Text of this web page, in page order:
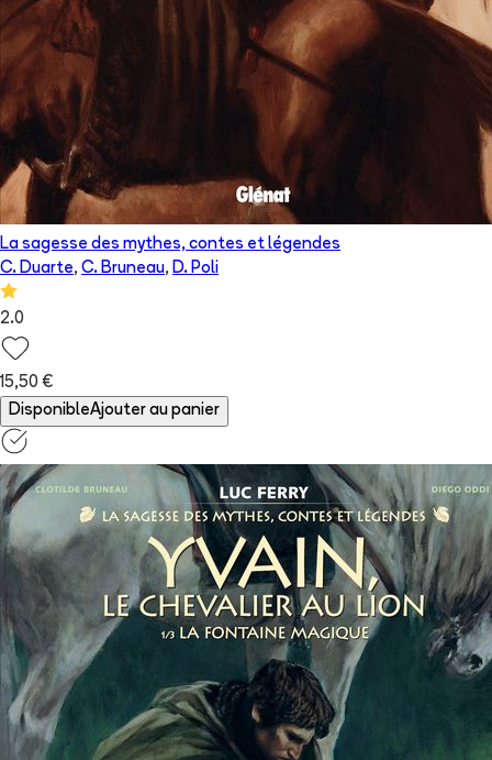
La sagesse des mythes, contes et légendes
C. Duarte, C. Bruneau, D. Poli
2.0
15,50 €
DisponibleAjouter au panier